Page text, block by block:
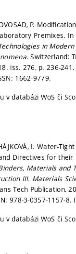
P.
Premixes. In
in
Switzerland:
iss. 276, p. 236-241.
1662-9779.
v databázi WoS či
I. Water-
Directives for their
Materials and
III. Materials
Tech Publication,
978-3-0357-1157-8.
v databázi WoS či